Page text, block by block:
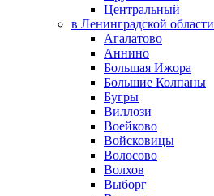
Центральный
в Ленинградской области
Агалатово
Аннино
Большая Ижора
Большие Колпаны
Бугры
Виллози
Воейково
Войсковицы
Волосово
Волхов
Выборг